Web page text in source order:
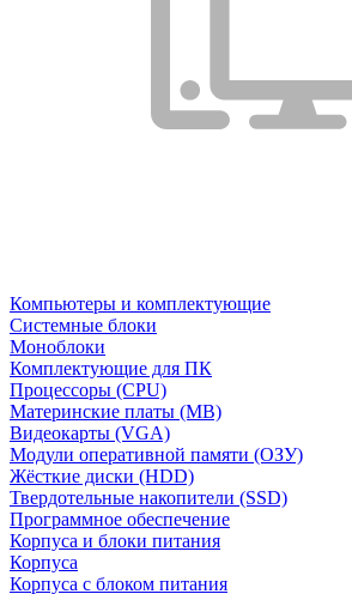
Компьютеры и комплектующие
Системные блоки
Моноблоки
Комплектующие для ПК
Процессоры (CPU)
Материнские платы (MB)
Видеокарты (VGA)
Модули оперативной памяти (ОЗУ)
Жёсткие диски (HDD)
Твердотельные накопители (SSD)
Программное обеспечение
Корпуса и блоки питания
Корпуса
Корпуса с блоком питания